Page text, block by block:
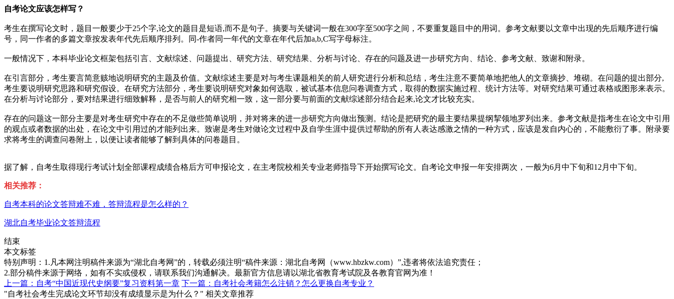
自考论文应该怎样写？
考生在撰写论文时，题目一般要少于25个字,论文的题目是短语,而不是句子。摘要与关键词一般在300字至500字之间，不要重复题目中的用词。参考文献要以文章中出现的先后顺序进行编
号，同一作者的多篇文章按发表年代先后顺序排列。同-作者同一年代的文章在年代后加a,b,C写字母标注。
一般情况下，本科毕业论文框架包括引言、文献综述、问题提出、研究方法、研究结果、分析与讨论、存在的问题及进一步研究方向、结论、参考文献、致谢和附录。
在引言部分，考生要言简意赅地说明研究的主题及价值。文献综述主要是对与考生课题相关的前人研究进行分析和总结，考生注意不要简单地把他人的文章摘抄、堆砌。在问题的提出部分,
考生要说明研究思路和研究假设。在研究方法部分，考生要说明研究对象如何选取，被试基本信息问卷调查方式，取得的数据实施过程、统计方法等。对研究结果可通过表格或图形来表示。
在分析与讨论部分，要对结果进行细致解释，是否与前人的研究相一致，这一部分要与前面的文献综述部分结合起来,论文才比较充实。
存在的问题这一部分主要是对考生研究中存在的不足做些简单说明，并对将来的进一步研究方向做出预测。结论是把研究的最主要结果提纲挈领地罗列出来。参考文献是指考生在论文中引用
的观点或者数据的出处，在论文中引用过的才能列出来。致谢是考生对做论文过程中及自学生涯中提供过帮助的所有人表达感激之情的一种方式，应该是发自内心的，不能敷衍了事。附录要
求将考生的调查问卷附上，以便让读者能够了解到具体的问卷题目。
据了解，自考生取得现行考试计划全部课程成绩合格后方可申报论文，在主考院校相关专业老师指导下开始撰写论文。自考论文申报一年安排两次，一般为6月中下旬和12月中下旬。
相关推荐：
自考本科的论文答辩难不难，答辩流程是怎么样的？
湖北自考毕业论文答辩流程
结束
本文标签
特别声明：1.凡本网注明稿件来源为“湖北自考网”的，转载必须注明“稿件来源：湖北自考网（www.hbzkw.com）”,违者将依法追究责任；
2.部分稿件来源于网络，如有不实或侵权，请联系我们沟通解决。最新官方信息请以湖北省教育考试院及各教育官网为准！
上一篇：自考“中国近现代史纲要”复习资料第一章 下一篇：自考社会考籍怎么注销？怎么更换自考专业？
"自考社会考生完成论文环节却没有成绩显示是为什么？" 相关文章推荐